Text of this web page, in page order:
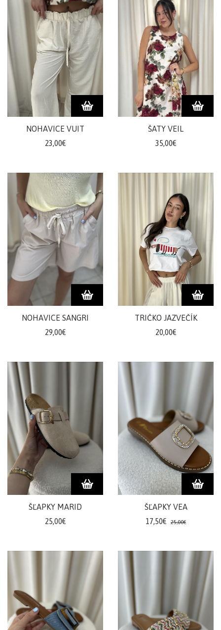
NOHAVICE VUIT
23,00€
ŠATY VEIL
35,00€
NOHAVICE SANGRI
29,00€
TRIČKO JAZVEČÍK
20,00€
ŠĽAPKY MARID
25,00€
ŠĽAPKY VEA
17,50€
25,00€